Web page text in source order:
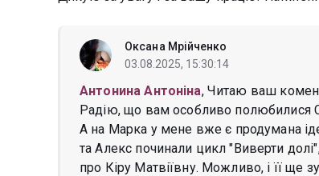
Оксана Мрійченко
03.08.2025, 15:30:14
Антонина Антоніна, Читаю ваш
Радію, що вам особливо полюбилися
А на Марка у мене вже є продумана
та Алекс починали цикл "Виверти
про Кіру Матвіївну. Можливо, і її ще